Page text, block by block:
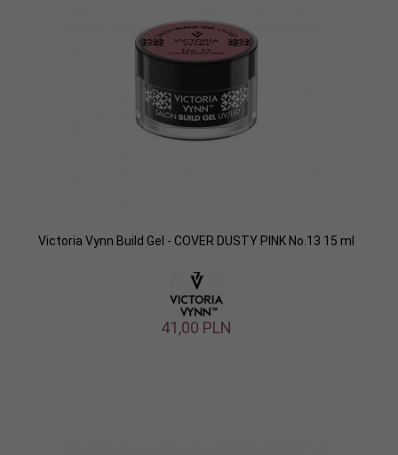
Victoria Vynn Build Gel - COVER DUSTY PINK No.13 15 ml
41,00 PLN